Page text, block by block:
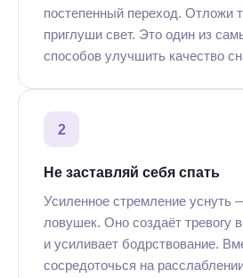
постепенный переход. Отложи
приглуши свет. Это один из
способов улучшить качество
2
Не заставляй себя спать
Усиленное стремление уснуть
ловушек. Оно создаёт тревогу
и усиливает бодрствование.
сосредоточься на